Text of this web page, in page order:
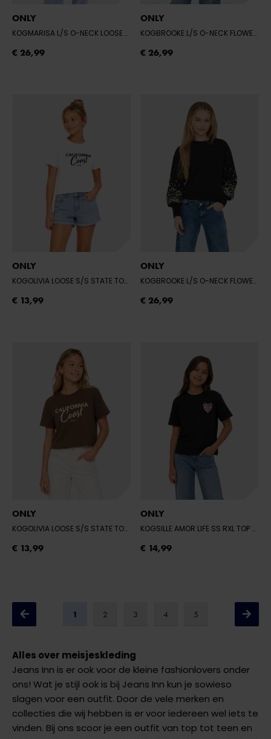
ONLY
KOGMARISA L/S O-NECK LOOSE PRINTED - PINK LADY/CHERIE
€ 26,99
ONLY
KOGBROOKE L/S O-NECK FLOWER SWT NOO
€ 26,99
ONLY
KOGOLIVIA LOOSE S/S STATE TOP OT JR - CLOUD DANCER/LEMONS
€ 13,99
ONLY
KOGBROOKE L/S O-NECK FLOWER SWT NOO
€ 26,99
ONLY
KOGOLIVIA LOOSE S/S STATE TOP OT JR - BRACKEN/CALIFORNIA/CLOUD
€ 13,99
ONLY
KOGSILLE AMOR LIFE SS RXL TOP OT JR
€ 14,99
1 2 3 4 5
Alles over meisjeskleding
Jeans Inn is er ook voor de kleine fashionlovers onder
ons! Wat je stijl ook is bij Jeans Inn kun je sowieso
slagen voor een outfit. Door de vele merken en
collecties die wij hebben is er voor iedereen wel iets te
vinden. Bij ons scoor je een outfit van top tot teen en